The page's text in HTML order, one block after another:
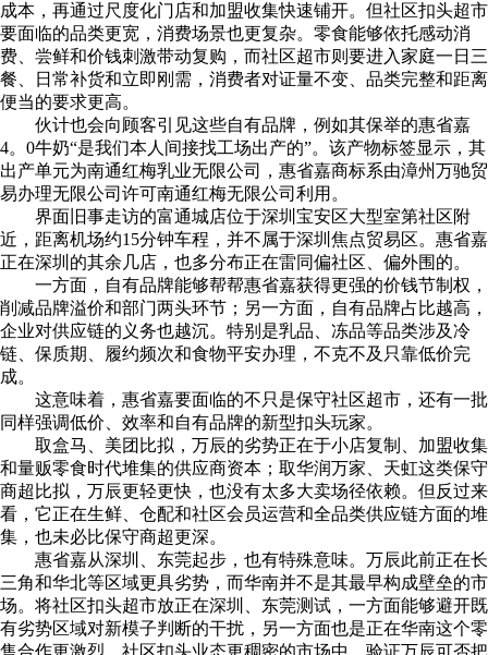
成本，再通过尺度化门店和加盟收集快速铺开。但社区扣头超市
要面临的品类更宽，消费场景也更复杂。零食能够依托感动消
费、尝鲜和价钱刺激带动复购，而社区超市则要进入家庭一日三
餐、日常补货和立即刚需，消费者对证量不变、品类完整和距离
便当的要求更高。
伙计也会向顾客引见这些自有品牌，例如其保举的惠省嘉
4。0牛奶“是我们本人间接找工场出产的”。该产物标签显示，其
出产单元为南通红梅乳业无限公司，惠省嘉商标系由漳州万驰贸
易办理无限公司许可南通红梅无限公司利用。
界面旧事走访的富通城店位于深圳宝安区大型室第社区附
近，距离机场约15分钟车程，并不属于深圳焦点贸易区。惠省嘉
正在深圳的其余几店，也多分布正在雷同偏社区、偏外围的。
一方面，自有品牌能够帮帮惠省嘉获得更强的价钱节制权，
削减品牌溢价和部门两头环节；另一方面，自有品牌占比越高，
企业对供应链的义务也越沉。特别是乳品、冻品等品类涉及冷
链、保质期、履约频次和食物平安办理，不克不及只靠低价完
成。
这意味着，惠省嘉要面临的不只是保守社区超市，还有一批
同样强调低价、效率和自有品牌的新型扣头玩家。
取盒马、美团比拟，万辰的劣势正在于小店复制、加盟收集
和量贩零食时代堆集的供应商资本；取华润万家、天虹这类保守
商超比拟，万辰更轻更快，也没有太多大卖场径依赖。但反过来
看，它正在生鲜、仓配和社区会员运营和全品类供应链方面的堆
集，也未必比保守商超更深。
惠省嘉从深圳、东莞起步，也有特殊意味。万辰此前正在长
三角和华北等区域更具劣势，而华南并不是其最早构成壁垒的市
场。将社区扣头超市放正在深圳、东莞测试，一方面能够避开既
有劣势区域对新模子判断的干扰，另一方面也是正在华南这个零
售合作更激烈、社区扣头业态更稠密的市场中，验证万辰可否把